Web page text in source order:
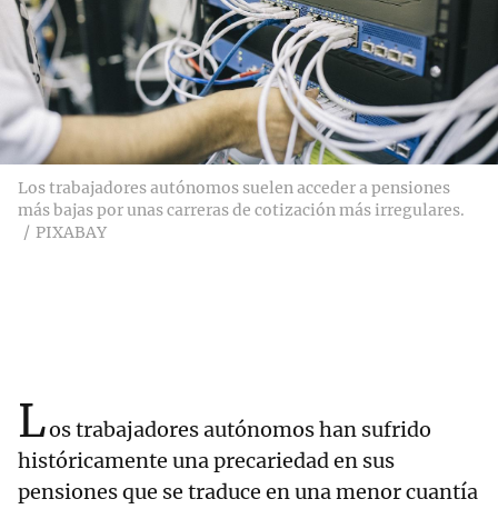
Los trabajadores autónomos suelen acceder a pensiones
más bajas por unas carreras de cotización más irregulares.
PIXABAY
Los trabajadores autónomos han sufrido
históricamente una precariedad en sus
pensiones que se traduce en una menor cuantía